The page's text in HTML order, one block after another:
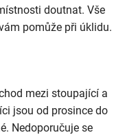
doutnat. Vše
pomůže při úklidu.
mezi stoupající a
jsou od prosince do
Nedoporučuje se